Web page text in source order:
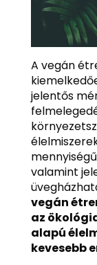
A vegán
jelentős
valamint
vegán
az
alapú
kevesebb